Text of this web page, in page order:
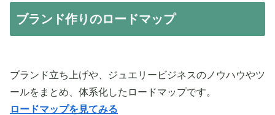
ブランド作りのロードマップ
ブランド立ち上げや、ジュエリービジネスのノウハウやツ
ールをまとめ、体系化したロードマップです。
ロードマップを見てみる